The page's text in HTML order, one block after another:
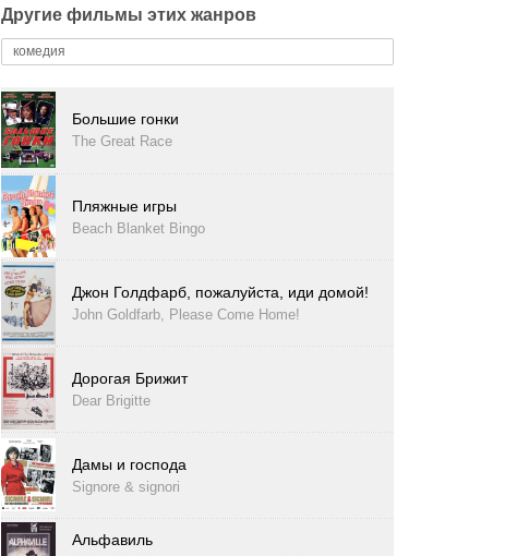
Другие фильмы этих жанров
комедия
Большие гонки
The Great Race
Пляжные игры
Beach Blanket Bingo
Джон Голдфарб, пожалуйста, иди домой!
John Goldfarb, Please Come Home!
Дорогая Брижит
Dear Brigitte
Дамы и господа
Signore & signori
Альфавиль